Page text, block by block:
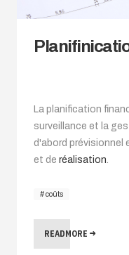
La planification
surveillance et la
d'abord
et de réalisation
coûts
READMORE